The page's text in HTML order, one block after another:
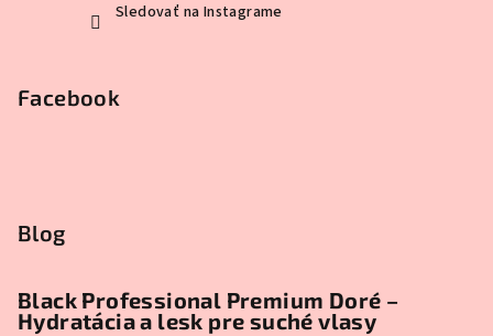
Sledovať na Instagrame
Facebook
Blog
Black Professional Premium Doré –
Hydratácia a lesk pre suché vlasy